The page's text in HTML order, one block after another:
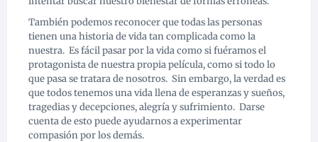
También podemos reconocer que todas las personas
tienen una historia de vida tan complicada como la
nuestra. Es fácil pasar por la vida como si fuéramos el
protagonista de nuestra propia película, como si todo lo
que pasa se tratara de nosotros. Sin embargo, la verdad es
que todos tenemos una vida llena de esperanzas y sueños,
tragedias y decepciones, alegría y sufrimiento. Darse
cuenta de esto puede ayudarnos a experimentar
compasión por los demás.